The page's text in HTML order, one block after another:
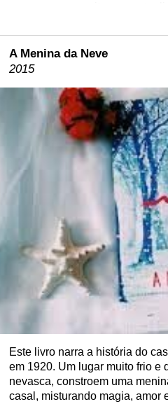
aproveitar para
capazes de despertar
Eowyn Ivey há uma
A Menina da Neve
2015
Este livro narra a história do
em 1920. Um lugar muito frio e
nevasca, constroem uma
casal, misturando magia, amor